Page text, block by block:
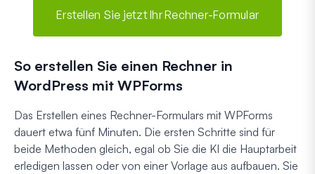
Erstellen Sie jetzt Ihr Rechner-Formular
So erstellen Sie einen Rechner in
WordPress mit WPForms
Das Erstellen eines Rechner-Formulars mit WPForms
dauert etwa fünf Minuten. Die ersten Schritte sind für
beide Methoden gleich, egal ob Sie die KI die Hauptarbeit
erledigen lassen oder von einer Vorlage aus aufbauen. Sie